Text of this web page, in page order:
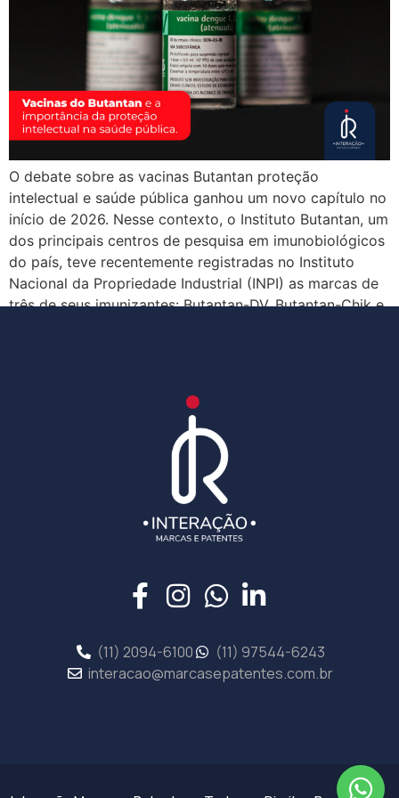
O debate sobre as vacinas Butantan proteção
intelectual e saúde pública ganhou um novo capítulo no
início de 2026. Nesse contexto, o Instituto Butantan, um
dos principais centros de pesquisa em imunobiológicos
do país, teve recentemente registradas no Instituto
Nacional da Propriedade Industrial (INPI) as marcas de
três de seus imunizantes: Butantan-DV, Butantan-Chik e
(11) 2094-6100
(11) 97544-6243
interacao@marcasepatentes.com.br